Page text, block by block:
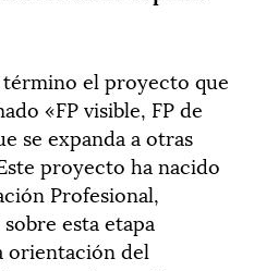
el proyecto que
«FP visible, FP de
se expanda a otras
proyecto ha nacido
Profesional,
esta etapa
orientación del